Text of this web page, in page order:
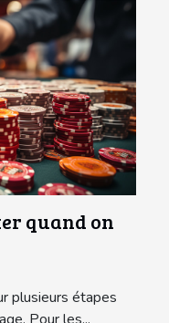
quand on
plusieurs étapes